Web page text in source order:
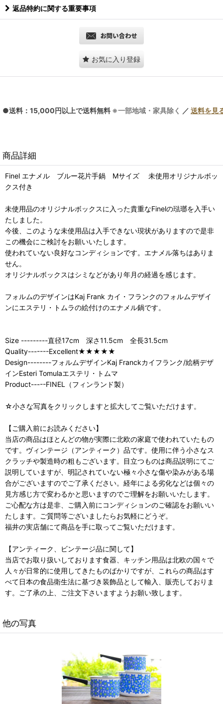
返品特約に関する重要事項
お気に入り登録
●送料：15,000円以上で送料無料 ※一部地域・家具除く ／ 送料を見
商品詳細
Finel エナメル ブルー花片手鍋 Mサイズ 未使用オリジナルボッ
クス付き
未使用品のオリジナルボックスに入った貴重なFinelの琺瑯を入手い
たしました。
今後、このような未使用品は入手できない現状がありますので是非
この機会にご検討をお願いいたします。
使われていない良好なコンディションです。エナメル落ちはありま
せん。
オリジナルボックスはシミなどがあり年月の経過を感じます。
フォルムのデザインはKaj Frank カイ・フランクのフォルムデザイ
ンにエステリ・トムラの絵付けのエナメル鍋です。
Size ---------直径17cm 深さ11.5cm 全長31.5cm
Quality-------Excellent★★★★★
Design--------フォルムデザインKaj Franckカイフランク/絵柄デザ
インEsteri Tomulaエステリ・トムマ
Product-----FINEL（フィンランド製）
☆小さな写真をクリックしますと拡大してご覧いただけます。
【ご購入前にお読みください】
当店の商品はほとんどの物が実際に北欧の家庭で使われていたもの
です。ヴィンテージ（アンティーク）品です。使用に伴う小さなス
クラッチや製造時の粗もございます。目立つものは商品説明にてご
説明していますが、明記されていない極々小さな傷や染みがある場
合がございますのでご了承ください。経年による劣化などは個々の
見方感じ方で変わるかと思いますのでご理解をお願いいたします。
ご心配な方は是非、ご購入前にコンディションのご確認をお願いい
たします。ご質問等ございましたらお気軽にどうぞ。
福井の実店舗にて商品を手に取ってご覧いただけます。
【アンティーク、ビンテージ品に関して】
当店でお取り扱いしております食器、キッチン用品は北欧の国々で
人々が日常的に使用してきたものばかりですが、これらの商品はす
べて日本の食品衛生法に基づき装飾品として輸入、販売しておりま
す。ご了承の上、ご注文下さいますようお願い致します。
他の写真